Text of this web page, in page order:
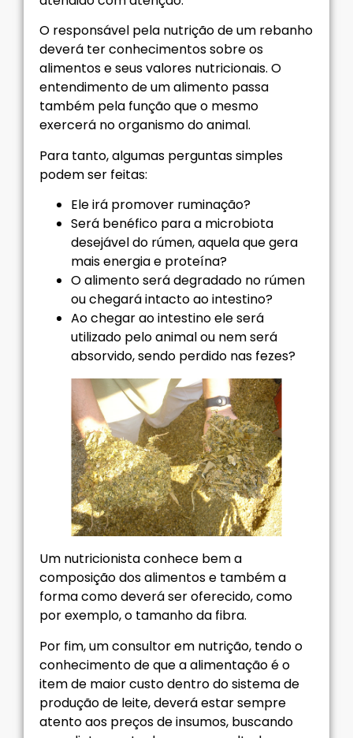
O responsável pela nutrição de um rebanho
deverá ter conhecimentos sobre os
alimentos e seus valores nutricionais. O
entendimento de um alimento passa
também pela função que o mesmo
exercerá no organismo do animal.
Para tanto, algumas perguntas simples
podem ser feitas:
Ele irá promover ruminação?
Será benéfico para a microbiota
desejável do rúmen, aquela que gera
mais energia e proteína?
O alimento será degradado no rúmen
ou chegará intacto ao intestino?
Ao chegar ao intestino ele será
utilizado pelo animal ou nem será
absorvido, sendo perdido nas fezes?
Um nutricionista conhece bem a
composição dos alimentos e também a
forma como deverá ser oferecido, como
por exemplo, o tamanho da fibra.
Por fim, um consultor em nutrição, tendo o
conhecimento de que a alimentação é o
item de maior custo dentro do sistema de
produção de leite, deverá estar sempre
atento aos preços de insumos, buscando